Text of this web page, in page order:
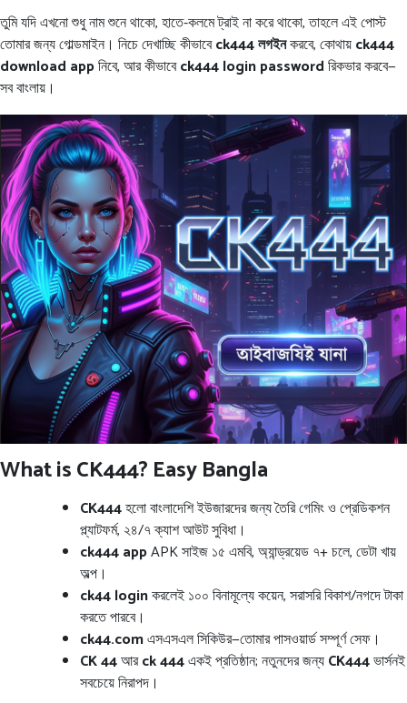
তুমি যদি এখনো শুধু নাম শুনে থাকো, হাতে-কলমে ট্রাই না করে থাকো, তাহলে এই পোস্ট
তোমার জন্য গোল্ডমাইন। নিচে দেখাচ্ছি কীভাবেck444 লগইনকরবে, কোথায়ck444
download appনিবে, আর কীভাবেck444 login passwordরিকভার করবে—
সব বাংলায়।
What is CK444? Easy Bangla
CK444হলো বাংলাদেশি ইউজারদের জন্য তৈরি গেমিং ও প্রেডিকশন
প্ল্যাটফর্ম, ২৪/৭ ক্যাশ আউট সুবিধা।
ck444 appAPK সাইজ ১৫ এমবি, অ্যান্ড্রয়েড ৭+ চলে, ডেটা খায়
অল্প।
ck44 loginকরলেই ১০০ বিনামূল্যে কয়েন, সরাসরি বিকাশ/নগদে টাকা
করতে পারবে।
ck44.comএসএসএল সিকিউর—তোমার পাসওয়ার্ড সম্পূর্ণ সেফ।
CK 44আরck 444একই প্রতিষ্ঠান; নতুনদের জন্যCK444ভার্সনই
সবচেয়ে নিরাপদ।